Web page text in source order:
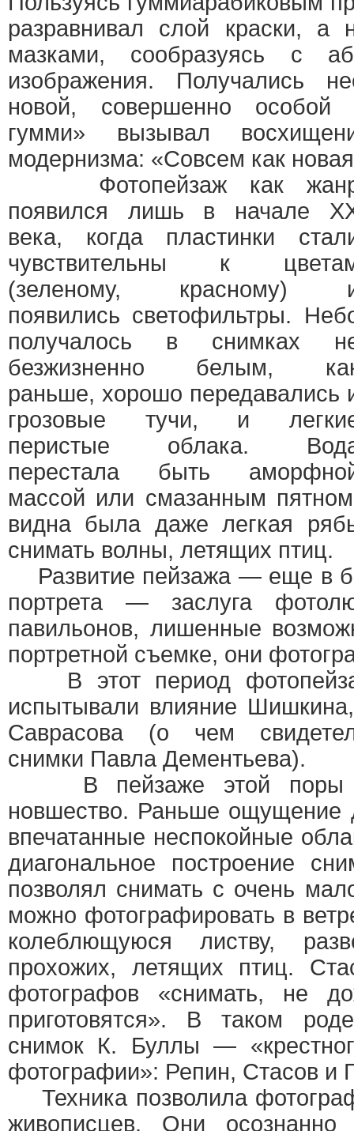
разравнивал слой краски, а
мазками, сообразуясь с
изображения. Получались
новой, совершенно особой
гумми» вызывал
модернизма: «Совсем как
Фотопейзаж как
появился лишь в начале
века, когда пластинки
чувствительны к
(зеленому, красному)
появились светофильтры.
получалось в снимках
безжизненно белым,
раньше, хорошо передавались
грозовые тучи, и
перистые облака.
перестала быть
массой или смазанным
видна была даже легкая
снимать волны, летящих птиц.
Развитие пейзажа — еще в
портрета — заслуга
павильонов, лишенные
портретной съемке, они
В этот период
испытывали влияние
Саврасова (о чем
снимки Павла Дементьева).
В пейзаже этой поры
новшество. Раньше ощущение
впечатанные неспокойные
диагональное построение
позволял снимать с очень
можно фотографировать в
колеблющуюся листву,
прохожих, летящих птиц.
фотографов «снимать, не
приготовятся». В таком
снимок К. Буллы —
фотографии»: Репин, Стасов и
Техника позволила
живописцев. Они осознанно